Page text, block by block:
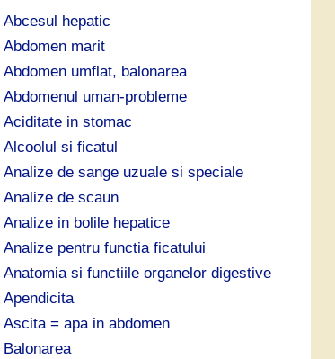
u
p
ă
Abcesul hepatic
Abdomen marit
Abdomen umflat, balonarea
Abdomenul uman-probleme
Aciditate in stomac
Alcoolul si ficatul
Analize de sange uzuale si speciale
Analize de scaun
Analize in bolile hepatice
Analize pentru functia ficatului
Anatomia si functiile organelor digestive
Apendicita
Ascita = apa in abdomen
Balonarea